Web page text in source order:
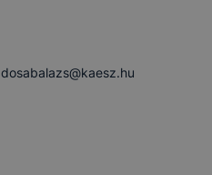
dosabalazs​@kaesz.hu